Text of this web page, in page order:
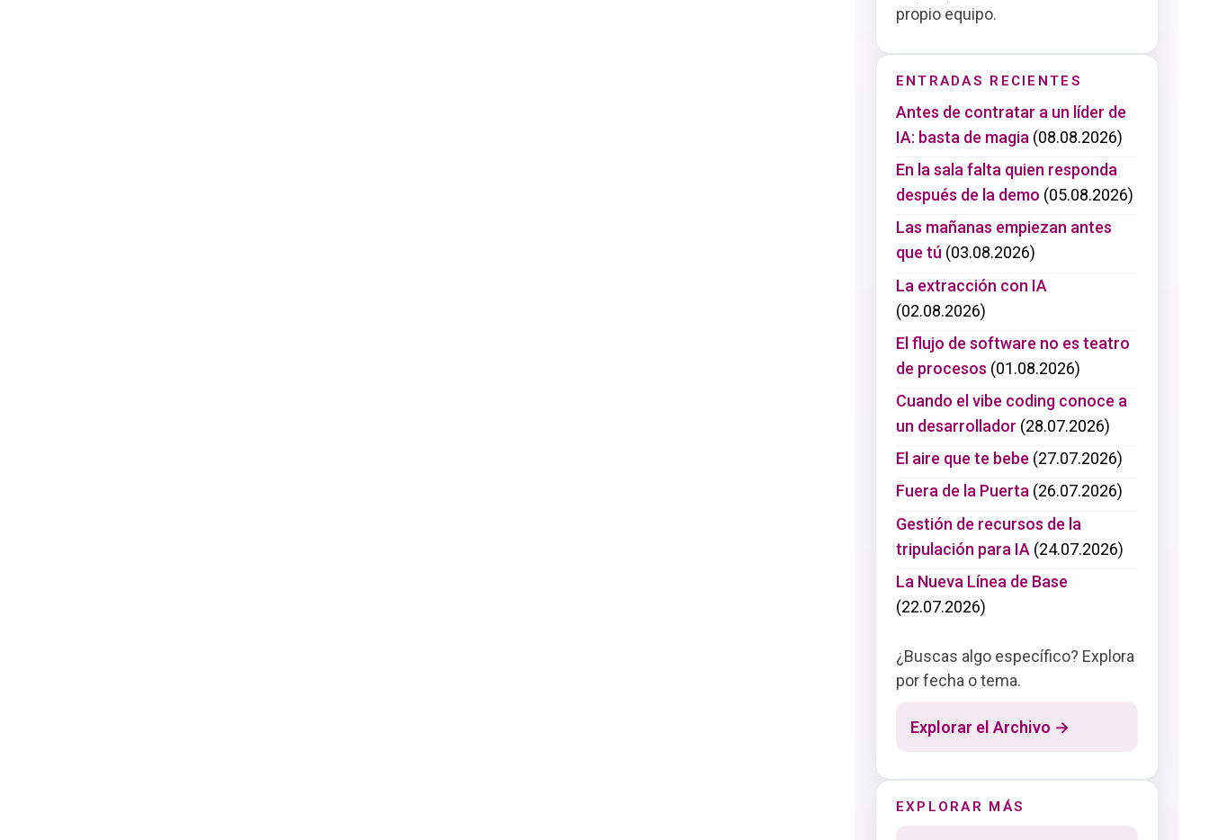
propio equipo.
ENTRADAS RECIENTES
Antes de contratar a un líder de
IA: basta de magia (08.08.2026)
En la sala falta quien responda
después de la demo (05.08.2026)
Las mañanas empiezan antes
que tú (03.08.2026)
La extracción con IA
(02.08.2026)
El flujo de software no es teatro
de procesos (01.08.2026)
Cuando el vibe coding conoce a
un desarrollador (28.07.2026)
El aire que te bebe (27.07.2026)
Fuera de la Puerta(26.07.2026)
Gestión de recursos de la
tripulación para IA (24.07.2026)
La Nueva Línea de Base
(22.07.2026)
¿Buscas algo específico? Explora
por fecha o tema.
Explorar el Archivo →
EXPLORAR MÁS